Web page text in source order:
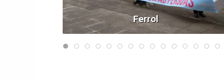
Ferrol